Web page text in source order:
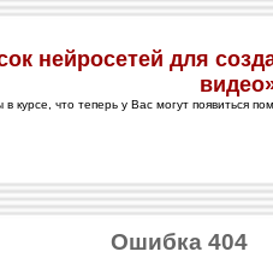
Ошибка 404